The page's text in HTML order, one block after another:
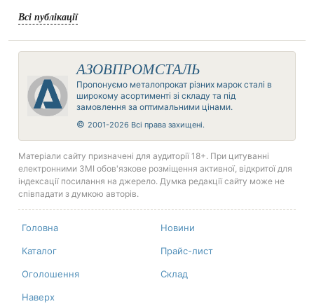
Всі публікації
АЗОВПРОМСТАЛЬ
Пропонуємо металопрокат різних марок сталі в
широкому асортименті зі складу та під
замовлення за оптимальними цінами.
© 2001-2026 Всі права захищені.
Матеріали сайту призначені для аудиторії 18+. При цитуванні
електронними ЗМІ обов'язкове розміщення активної, відкритої для
індексації посилання на джерело. Думка редакції сайту може не
співпадати з думкою авторів.
Головна Новини
Каталог Прайс-лист
Оголошення Склад
Наверх